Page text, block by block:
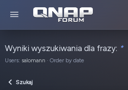
Wyniki wyszukiwania dla frazy: *
Users: salomann Order by date
Szukaj